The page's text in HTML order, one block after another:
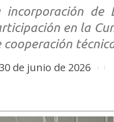
incorporación de
en la
cooperación
30 de junio de 2026